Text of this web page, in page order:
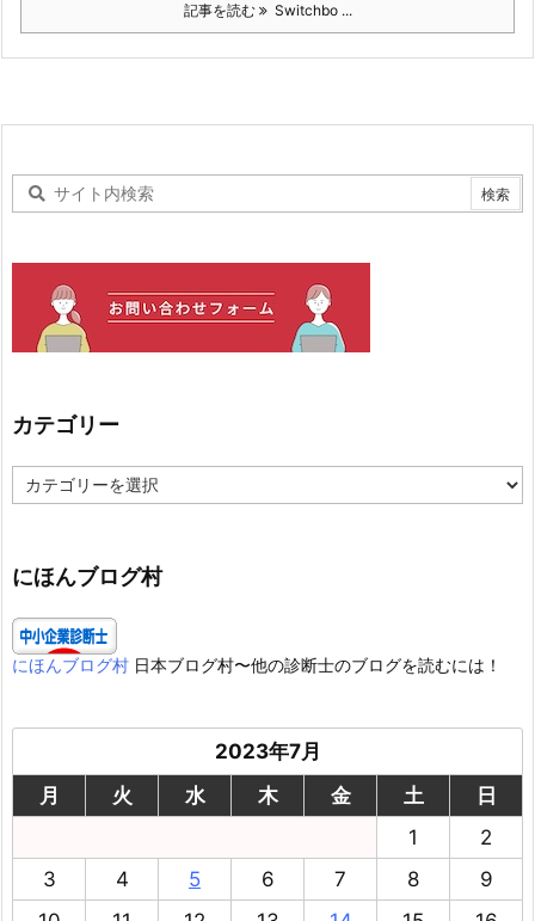
記事を読む Switchbo ...
カテゴリー
テ
ー
にほんブログ村
にほんブログ村 日本ブログ村〜他の診断士のブログを読むには！
2023年7月
月
火 水 木 金 土
日
1
2
3
4 5 6 7 8
9